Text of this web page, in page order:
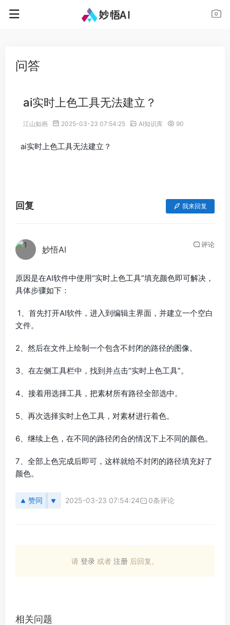
问答
ai实时上色工具无法建立？
江山如画 2025-03-23 07:54:25 AI知识库 90
ai实时上色工具无法建立？
回复 我来回复
妙悟AI 评论
原因是在AI软件中使用“实时上色工具”填充颜色即可解决，
具体步骤如下：
1、首先打开AI软件，进入到编辑主界面，并建立一个空白
文件。
2、然后在文件上绘制一个包含不封闭的路径的图像。
3、在左侧工具栏中，找到并点击“实时上色工具”。
4、接着用选择工具，把素材所有路径全部选中。
5、再次选择实时上色工具，对素材进行着色。
6、继续上色，在不同的路径闭合的情况下上不同的颜色。
7、全部上色完成后即可，这样就给不封闭的路径填充好了
颜色。
赞同 2025-03-23 07:54:24 0条评论
请 登录 或者 注册 后回复。
相关问题